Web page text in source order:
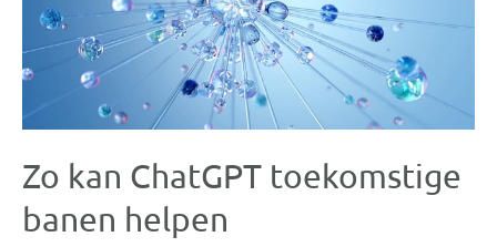
Zo kan ChatGPT toekomstige
banen helpen